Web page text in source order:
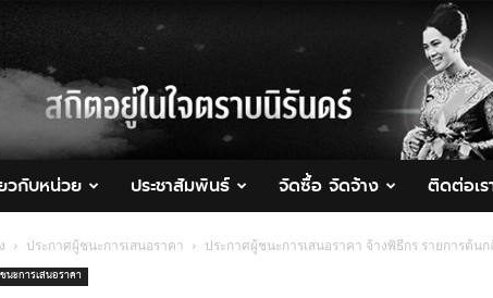
วกับหน่วย ประชาสัมพันธ์ จัดซื้อ จัดจ้าง ติดต่อเร
ประกาศผู้ชนะการเสนอราคา ประกาศผู้ชนะการเสนอราคา จ้างพิธีกร รายการต้น
นะการเสนอราคา